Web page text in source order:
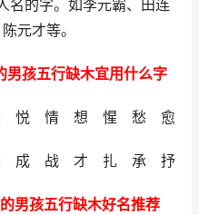
名的字。如李元霸、田连
元才等。
孩五行缺木宜用什么字
悦 情 想 惺 愁 愈
成 战 才 扎 承 抒
男孩五行缺木好名推荐